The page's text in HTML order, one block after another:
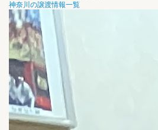
神奈川の譲渡情報一覧